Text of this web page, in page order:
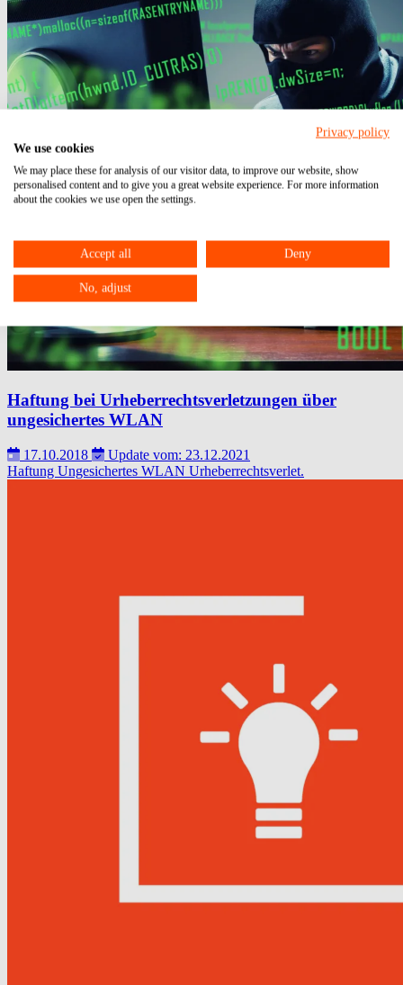
Haftung bei Urheberrechtsverletzungen über
ungesichertes WLAN
17.10.2018
Update vom: 23.12.2021
Haftung Ungesichertes WLAN Urheberrechtsverlet.
Privacy policy
We use cookies
We may place these for analysis of our visitor data, to improve our website, show
personalised content and to give you a great website experience. For more information
about the cookies we use open the settings.
Accept all Deny
No, adjust